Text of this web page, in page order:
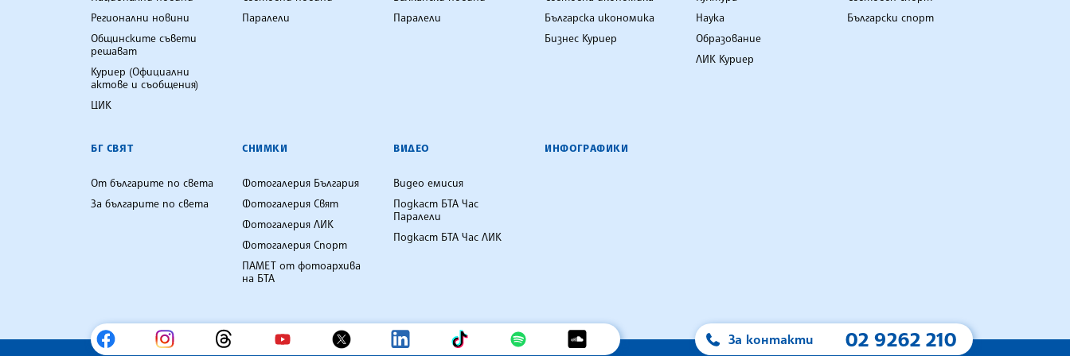
Регионални новини
Общинските съвети
решават
Куриер (Официални
актове и съобщения)
ЦИК
Паралели
Паралели
Българска икономика
Бизнес Куриер
Наука
Образование
ЛИК Куриер
Български спорт
БГ СВЯТ
От българите по света
За българите по света
СНИМКИ
Фотогалерия България
Фотогалерия Свят
Фотогалерия ЛИК
Фотогалерия Спорт
ПАМЕТ от фотоархива
на БТА
ВИДЕО
Видео емисия
Подкаст БТА Час
Паралели
Подкаст БТА Час ЛИК
ИНФОГРАФИКИ
За контакти 02 9262 210